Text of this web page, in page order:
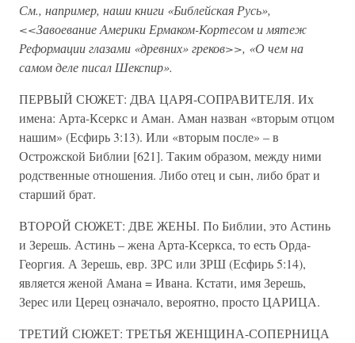
См., например, наши книги «Библейская Русь»,
<<Завоевание Америки Ермаком-Кортесом и мятеж
Реформации глазами «древних» греков>>, «О чем на
самом деле писал Шекспир».
ПЕРВЫЙ СЮЖЕТ: ДВА ЦАРЯ-СОПРАВИТЕЛЯ. Их
имена: Арта-Ксеркс и Аман. Аман назван «вторым отцом
нашим» (Есфирь 3:13). Или «вторым после» – в
Острожской Библии [621]. Таким образом, между ними
родственные отношения. Либо отец и сын, либо брат и
старший брат.
ВТОРОЙ СЮЖЕТ: ДВЕ ЖЕНЫ. По Библии, это Астинь
и Зерешь. Астинь – жена Арта-Ксеркса, то есть Орда-
Георгия. А Зерешь, евр. ЗРС или ЗРШ (Есфирь 5:14),
является женой Амана = Ивана. Кстати, имя Зерешь,
Зерес или Церец означало, вероятно, просто ЦАРИЦА.
ТРЕТИЙ СЮЖЕТ: ТРЕТЬЯ ЖЕНЩИНА-СОПЕРНИЦА